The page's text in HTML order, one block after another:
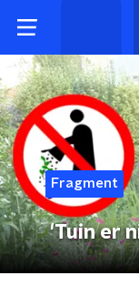
Fragment
'Tuin er